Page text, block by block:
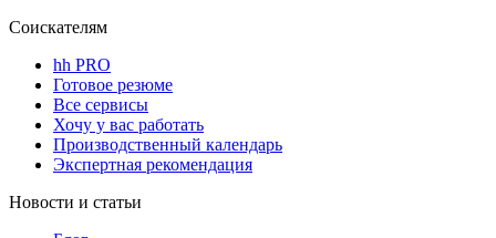
Соискателям
hh PRO
Готовое резюме
Все сервисы
Хочу у вас работать
Производственный календарь
Экспертная рекомендация
Новости и статьи